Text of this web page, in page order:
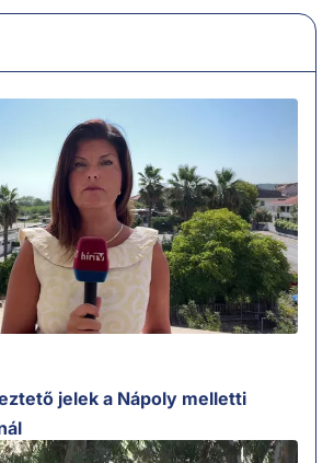
jelek a Nápoly melletti